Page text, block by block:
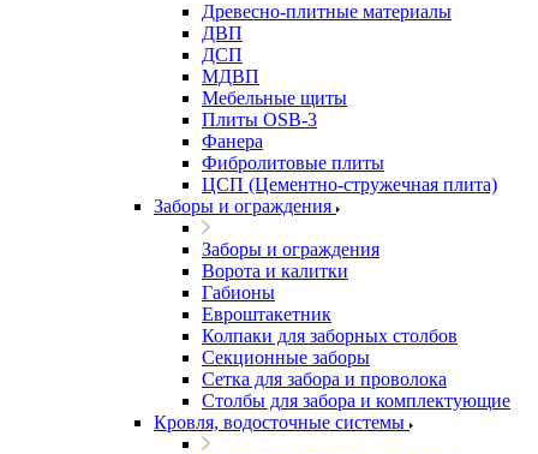
Древесно-плитные материалы
ДВП
ДСП
МДВП
Мебельные щиты
Плиты OSB-3
Фанера
Фибролитовые плиты
ЦСП (Цементно-стружечная плита)
Заборы и ограждения
Заборы и ограждения
Ворота и калитки
Габионы
Евроштакетник
Колпаки для заборных столбов
Секционные заборы
Сетка для забора и проволока
Столбы для забора и комплектующие
Кровля, водосточные системы